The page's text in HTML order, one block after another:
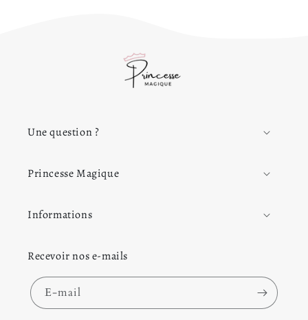
Une question ?
Princesse Magique
Informations
Recevoir nos e-mails
E-mail